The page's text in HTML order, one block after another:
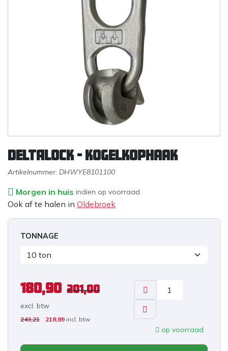
DELTALOCK - Kogelkophaak
Artikelnummer: DHWYE8101100
Morgen in huis indien op voorraad
Ook af te halen in Oldebroek
TONNAGE
180,90 201,00
excl. btw
243,21 218,89 incl. btw
op voorraad